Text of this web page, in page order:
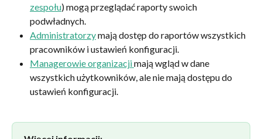
zespołu) mogą przeglądać raporty swoich
podwładnych.
Administratorzy mają dostęp do raportów wszystkich
pracowników i ustawień konfiguracji.
Managerowie organizacji mają wgląd w dane
wszystkich użytkowników, ale nie mają dostępu do
ustawień konfiguracji.